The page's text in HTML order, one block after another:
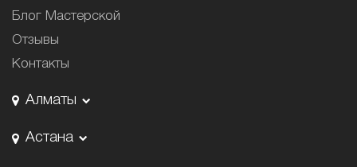
Блог Мастерской
Отзывы
Контакты
Алматы
Астана